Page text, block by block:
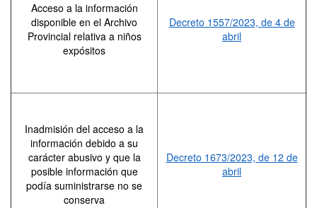
Acceso a la información
disponible en el Archivo
Provincial relativa a niños
expósitos
Decreto 1557/2023, de 4 de
abril
Inadmisión del acceso a la
información debido a su
carácter abusivo y que la
posible información que
podía suministrarse no se
conserva
Decreto 1673/2023, de 12 de
abril